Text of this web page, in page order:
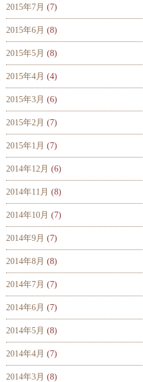
2015年7月 (7)
2015年6月 (8)
2015年5月 (8)
2015年4月 (4)
2015年3月 (6)
2015年2月 (7)
2015年1月 (7)
2014年12月 (6)
2014年11月 (8)
2014年10月 (7)
2014年9月 (7)
2014年8月 (8)
2014年7月 (7)
2014年6月 (7)
2014年5月 (8)
2014年4月 (7)
2014年3月 (8)